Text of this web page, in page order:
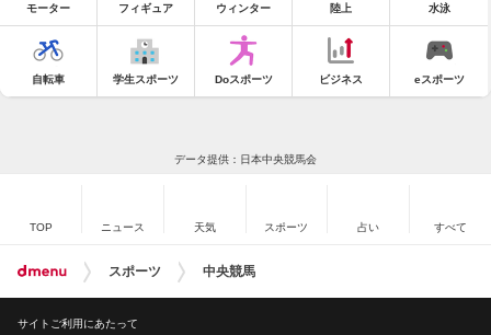
モーター フィギュア ウィンター 陸上 水泳
自転車 学生スポーツ Doスポーツ ビジネス eスポーツ
データ提供：日本中央競馬会
TOP ニュース 天気 スポーツ 占い すべて
スポーツ 中央競馬
サイトご利用にあたって